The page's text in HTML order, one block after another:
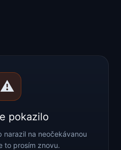
⚠️
pokazilo
na neočekávanou
to prosím znovu.